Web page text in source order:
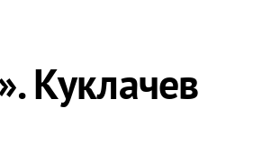
Куклачев